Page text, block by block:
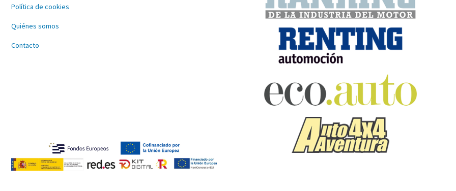
Política de cookies
Quiénes somos
Contacto